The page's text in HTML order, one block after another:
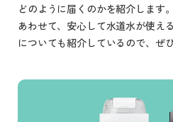
どのように届くのかを紹介します。
あわせて、安心して水道水が使え
についても紹介しているので、ぜ